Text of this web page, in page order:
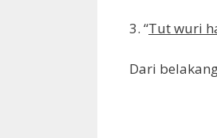
3. “Tut wuri
Dari